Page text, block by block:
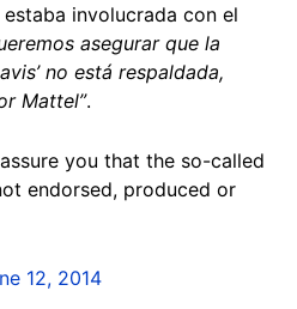
involucrada con el
asegurar que la
no está respaldada,
Mattel”.
you that the so-called
endorsed, produced or
12, 2014